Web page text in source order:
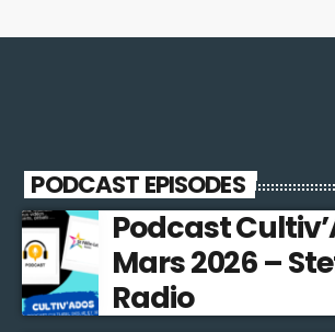
PODCAST EPISODES
Podcast
Mars 2026 –
Radio